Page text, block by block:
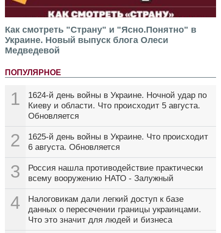
Как смотреть "Страну" и "Ясно.Понятно" в
Украине. Новый выпуск блога Олеси
Медведевой
ПОПУЛЯРНОЕ
1
1624-й день войны в Украине. Ночной удар по
Киеву и области. Что происходит 5 августа.
Обновляется
2
1625-й день войны в Украине. Что происходит
6 августа. Обновляется
3
Россия нашла противодействие практически
всему вооружению НАТО - Залужный
4
Налоговикам дали легкий доступ к базе
данных о пересечении границы украинцами.
Что это значит для людей и бизнеса